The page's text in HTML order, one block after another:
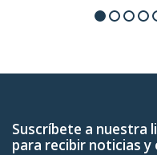
Suscríbete a nuestra
para recibir noticias